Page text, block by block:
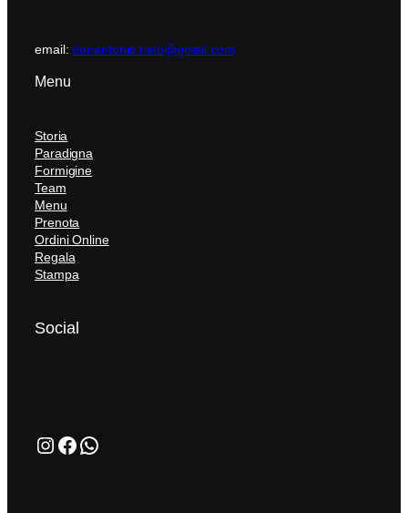
email:donantonio.risto@gmail.com
Menu
Storia
Paradigna
Formigine
Team
Menu
Prenota
Ordini Online
Regala
Stampa
Social
Instagram
Facebook
WhatsApp